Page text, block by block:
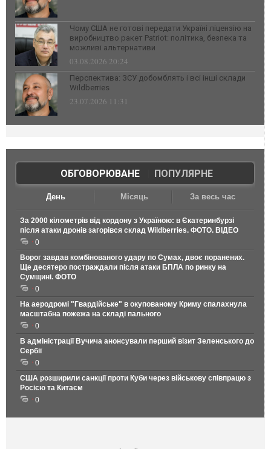
Чому США не готові передати Україні ліцензію на
виробництво ракет Patriot: політика, безпека та
можливі альтернативи
03.08.2026 20:24
Перспектива: ЗСУ добомблять і всі інші склади
Wildberries
23.07.2026 11:31
ОБГОВОРЮВАНЕ| ПОПУЛЯРНЕ
День Місяць За весь час
За 2000 кілометрів від кордону з Україною: в Єкатеринбурзі
після атаки дронів загорівся склад Wildberries. ФОТО. ВІДЕО
0
Ворог завдав комбінованого удару по Сумах, двоє поранених.
Ще десятеро постраждали після атаки БПЛА по ринку на
Сумщині. ФОТО
0
На аеродромі "Гвардійське" в окупованому Криму спалахнула
масштабна пожежа на складі пального
0
В адміністрації Вучича анонсували перший візит Зеленського до
Сербії
0
США розширили санкції проти Куби через військову співпрацю з
Росією та Китаєм
0